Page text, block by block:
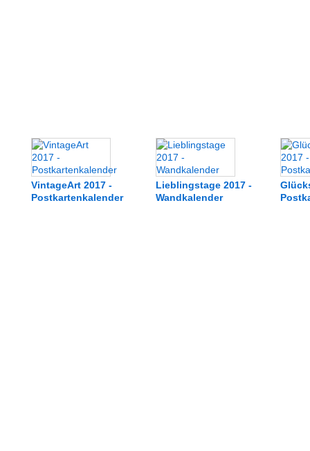
VintageArt 2017 -
Postkartenkalender
Lieblingstage 2017 -
Wandkalender